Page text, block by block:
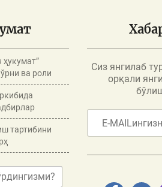
ҳукумат”
ва роли
тартибини
Сиз янгилаб
орқали